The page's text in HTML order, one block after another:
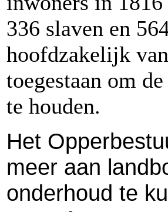
336 slaven en
hoofdzakelijk
toegestaan om
te houden.
Het
meer aan
onderhoud te